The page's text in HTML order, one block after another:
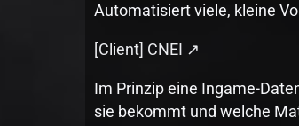
Automatisiert viele, kleine
[Client] CNEI
Im Prinzip eine Ingame-
sie bekommt und welche